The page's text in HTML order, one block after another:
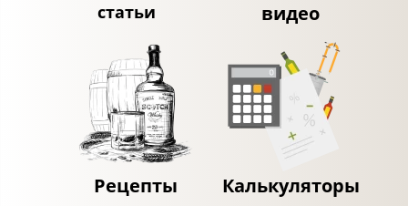
статьи
видео
Рецепты Калькуляторы